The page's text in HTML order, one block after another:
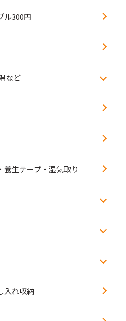
ル300円
など
養生テープ・湿気取り
入れ収納